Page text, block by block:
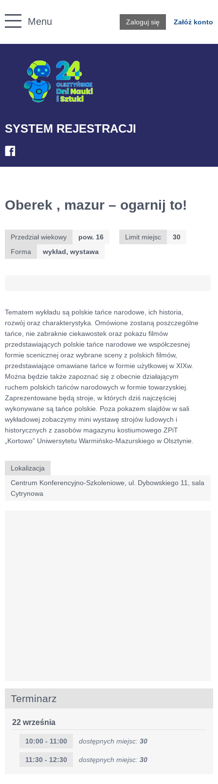
Przejdź do treści
Menu
Twoje konto
Zaloguj się Załóż konto
SYSTEM REJESTRACJI
Oberek , mazur – ogarnij to!
Przedział wiekowy pow. 16 Limit miejsc
30
Forma
wykład, wystawa
Tematem wykładu są polskie tańce narodowe, ich historia,
rozwój oraz charakterystyka. Omówione zostaną poszczególne
tańce, nie zabraknie ciekawostek oraz pokazu filmów
przedstawiających polskie tańce narodowe we współczesnej
formie scenicznej oraz wybrane sceny z polskich filmów,
przedstawiające omawiane tańce w formie użytkowej w XIXw.
Można będzie także zapoznać się z obecnie działającym
ruchem polskich tańców narodowych w formie towarzyskiej.
Zaprezentowane będą stroje, w których dziś najczęściej
wykonywane są tańce polskie. Poza pokazem slajdów w sali
wykładowej zobaczymy mini wystawę strojów ludowych i
historycznych z zasobów magazynu kostiumowego ZPiT
„Kortowo” Uniwersytetu Warmińsko-Mazurskiego w Olsztynie.
Lokalizacja
Centrum Konferencyjno-Szkoleniowe, ul. Dybowskiego 11, sala
Cytrynowa
Terminarz
22 września
10:00 - 11:00 dostępnych miejsc: 30
11:30 - 12:30 dostępnych miejsc: 30